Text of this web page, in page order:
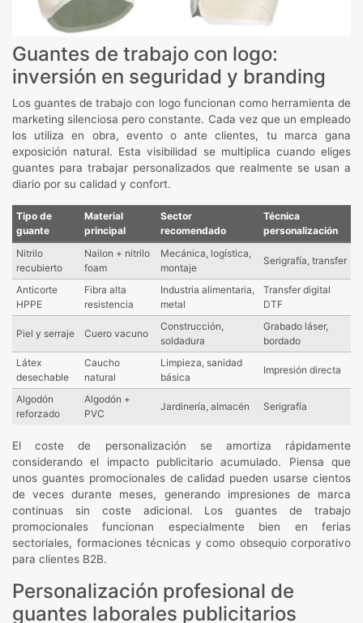
Guantes de trabajo con logo:
inversión en seguridad y branding
Los guantes de trabajo con logo funcionan como herramienta de
marketing silenciosa pero constante. Cada vez que un empleado
los utiliza en obra, evento o ante clientes, tu marca gana
exposición natural. Esta visibilidad se multiplica cuando eliges
guantes para trabajar personalizados que realmente se usan a
diario por su calidad y confort.
Tipo de
guante
Material
principal
Sector
recomendado
Técnica
personalización
Nitrilo
recubierto
Nailon + nitrilo
foam
Mecánica, logística,
montaje
Serigrafía, transfer
Anticorte
HPPE
Fibra alta
resistencia
Industria alimentaria,
metal
Transfer digital
DTF
Piel y serraje Cuero vacuno
Construcción,
soldadura
Grabado láser,
bordado
Látex
desechable
Caucho
natural
Limpieza, sanidad
básica
Impresión directa
Algodón
reforzado
Algodón +
PVC
Jardinería, almacén Serigrafía
El coste de personalización se amortiza rápidamente
considerando el impacto publicitario acumulado. Piensa que
unos guantes promocionales de calidad pueden usarse cientos
de veces durante meses, generando impresiones de marca
continuas sin coste adicional. Los guantes de trabajo
promocionales funcionan especialmente bien en ferias
sectoriales, formaciones técnicas y como obsequio corporativo
para clientes B2B.
Personalización profesional de
guantes laborales publicitarios